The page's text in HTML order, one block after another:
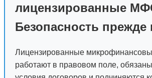
лицензированные
Безопасность прежде
Лицензированные
работают в правовом поле,